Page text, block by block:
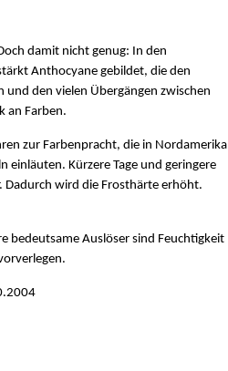
damit nicht genug: In den
Anthocyane gebildet, die den
den vielen Übergängen zwischen
an Farben.
zur Farbenpracht, die in Nordamerika
einläuten. Kürzere Tage und geringere
Dadurch wird die Frosthärte erhöht.
bedeutsame Auslöser sind Feuchtigkeit